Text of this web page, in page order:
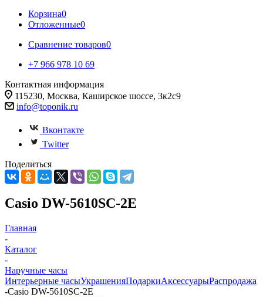
Корзина0
Отложенные0
Сравнение товаров0
+7 966 978 10 69
Контактная информация
115230, Москва, Каширское шоссе, 3к2с9
info@toponik.ru
Вконтакте
Twitter
Поделиться
Casio DW-5610SC-2E
Главная
-
Каталог
-
Наручные часы
Интерьерные часыУкрашенияПодаркиАксессуарыРаспродажа
-Casio DW-5610SC-2E